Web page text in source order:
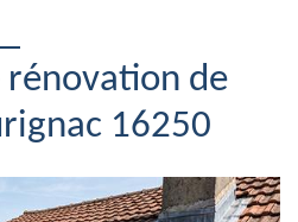
rénovation de
16250